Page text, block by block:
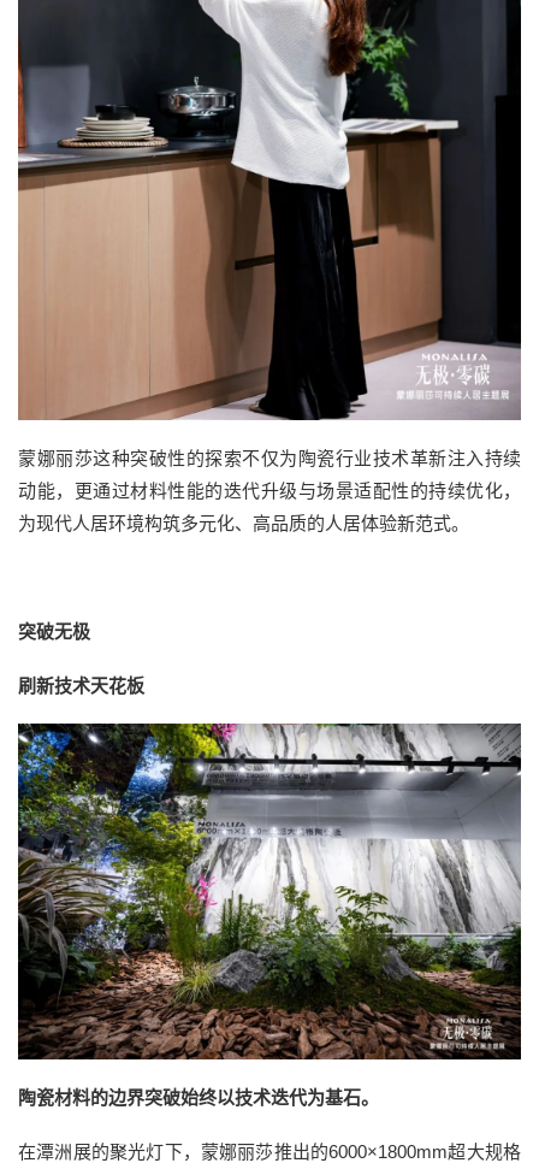
蒙娜丽莎这种突破性的探索不仅为陶瓷行业技术革新注入持续
动能，更通过材料性能的迭代升级与场景适配性的持续优化，
为现代人居环境构筑多元化、高品质的人居体验新范式。
突破无极
刷新技术天花板
陶瓷材料的边界突破始终以技术迭代为基石。
在潭洲展的聚光灯下，蒙娜丽莎推出的6000×1800mm超大规格